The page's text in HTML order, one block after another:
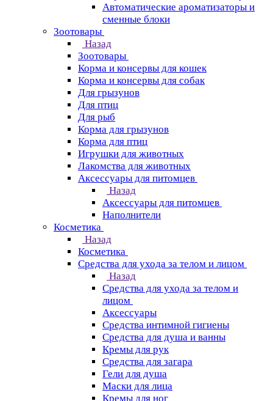
Автоматические ароматизаторы и
сменные блоки
Зоотовары
Назад
Зоотовары
Корма и консервы для кошек
Корма и консервы для собак
Для грызунов
Для птиц
Для рыб
Корма для грызунов
Корма для птиц
Игрушки для животных
Лакомства для животных
Аксессуары для питомцев
Назад
Аксессуары для питомцев
Наполнители
Косметика
Назад
Косметика
Средства для ухода за телом и лицом
Назад
Средства для ухода за телом и
лицом
Аксессуары
Средства интимной гигиены
Средства для душа и ванны
Кремы для рук
Средства для загара
Гели для душа
Маски для лица
Кремы для ног